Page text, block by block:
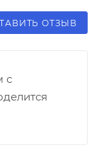
ОТЗЫВ
с